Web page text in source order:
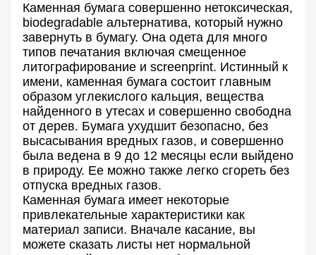
Каменная бумага совершенно нетоксическая,
biodegradable альтернатива, который нужно
завернуть в бумагу. Она одета для много
типов печатания включая смещенное
литографирование и screenprint. Истинный к
имени, каменная бумага состоит главным
образом углекислого кальция, вещества
найденного в утесах и совершенно свободна
от дерев. Бумага ухудшит безопасно, без
высасывания вредных газов, и совершенно
была ведена в 9 до 12 месяцы если выйдено
в природу. Ее можно также легко сгореть без
отпуска вредных газов.
Каменная бумага имеет некоторые
привлекательные характеристики как
материал записи. Вначале касание, вы
можете сказать листы нет нормальной